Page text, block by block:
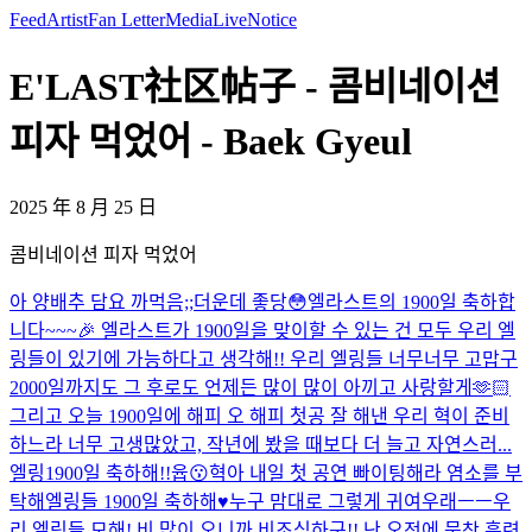
FeedArtistFan LetterMediaLiveNotice
E'LAST社区帖子 - 콤비네이션
피자 먹었어 - Baek Gyeul
2025 年 8 月 25 日
콤비네이션 피자 먹었어
아 양배추 담요 까먹음;;더운데 좋당😳엘라스트의 1900일 축하합
니다~~~🎉 엘라스트가 1900일을 맞이할 수 있는 건 모두 우리 엘
링들이 있기에 가능하다고 생각해!! 우리 엘링들 너무너무 고맙구
2000일까지도 그 후로도 언제든 많이 많이 아끼고 사랑할게🫶🏻
그리고 오늘 1900일에 해피 오 해피 첫공 잘 해낸 우리 혁이 준비
하느라 너무 고생많았고, 작년에 봤을 때보다 더 늘고 자연스러...
엘링1900일 축하해!!윱😗혁아 내일 첫 공연 빠이팅해라 염소를 부
탁해 엘링들 1900일 축하해♥누구 맘대로 그렇게 귀여우래ㅡㅡ우